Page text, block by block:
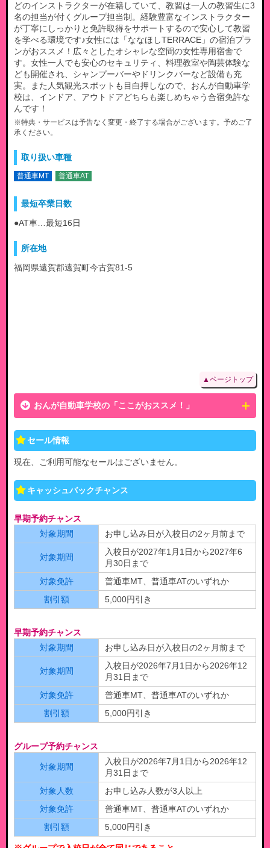
どのインストラクターが在籍していて、教習は一人の教習生に3
名の担当が付くグループ担当制。経験豊富なインストラクター
が丁寧にしっかりと免許取得をサポートするので安心して教習
を学べる環境です♪女性には「ななほしTERRACE」の宿泊プラ
ンがおススメ！広々としたオシャレな空間の女性専用宿舎で
す。女性一人でも安心のセキュリティ、料理教室や陶芸体験な
ども開催され、シャンプーバーやドリンクバーなど設備も充
実。また人気観光スポットも目白押しなので、おんが自動車学
校は、インドア、アウトドアどちらも楽しめちゃう合宿免許な
んです！
※特典・サービスは予告なく変更・終了する場合がございます。予めご了
承ください。
取り扱い車種
普通車MT 普通車AT
最短卒業日数
●AT車…最短16日
所在地
福岡県遠賀郡遠賀町今古賀81-5
▲ページトップ
おんが自動車学校の「ここがおススメ！」
セール情報
現在、ご利用可能なセールはございません。
キャッシュバックチャンス
早期予約チャンス
対象期間
お申し込み日が入校日の2ヶ月前まで
対象期間
入校日が2027年1月1日から2027年6
月30日まで
対象免許
普通車MT、普通車ATのいずれか
割引額
5,000円引き
早期予約チャンス
対象期間
お申し込み日が入校日の2ヶ月前まで
対象期間
入校日が2026年7月1日から2026年12
月31日まで
対象免許
普通車MT、普通車ATのいずれか
割引額
5,000円引き
グループ予約チャンス
対象期間
入校日が2026年7月1日から2026年12
月31日まで
対象人数
お申し込み人数が3人以上
対象免許
普通車MT、普通車ATのいずれか
割引額
5,000円引き